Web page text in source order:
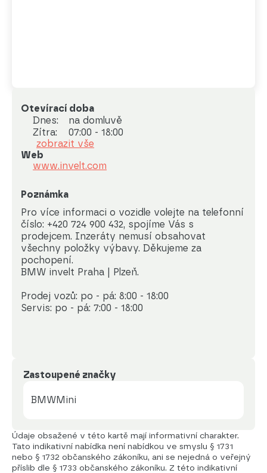
Otevírací doba
Dnes:
na domluvě
Zítra:
07:00 - 18:00
zobrazit vše
Web
www.invelt.com
Poznámka
Pro více informaci o vozidle volejte na telefonní
číslo: +420 724 900 432, spojíme Vás s
prodejcem. Inzeráty nemusí obsahovat
všechny položky výbavy. Děkujeme za
pochopení.
BMW invelt Praha | Plzeň.
Prodej vozů: po - pá: 8:00 - 18:00
Servis: po - pá: 7:00 - 18:00
Zastoupené značky
BMWMini
Údaje obsažené v této kartě mají informativní charakter.
Tato indikativní nabídka není nabídkou ve smyslu § 1731
nebo § 1732 občanského zákoníku, ani se nejedná o veřejný
příslib dle § 1733 občanského zákoníku. Z této indikativní